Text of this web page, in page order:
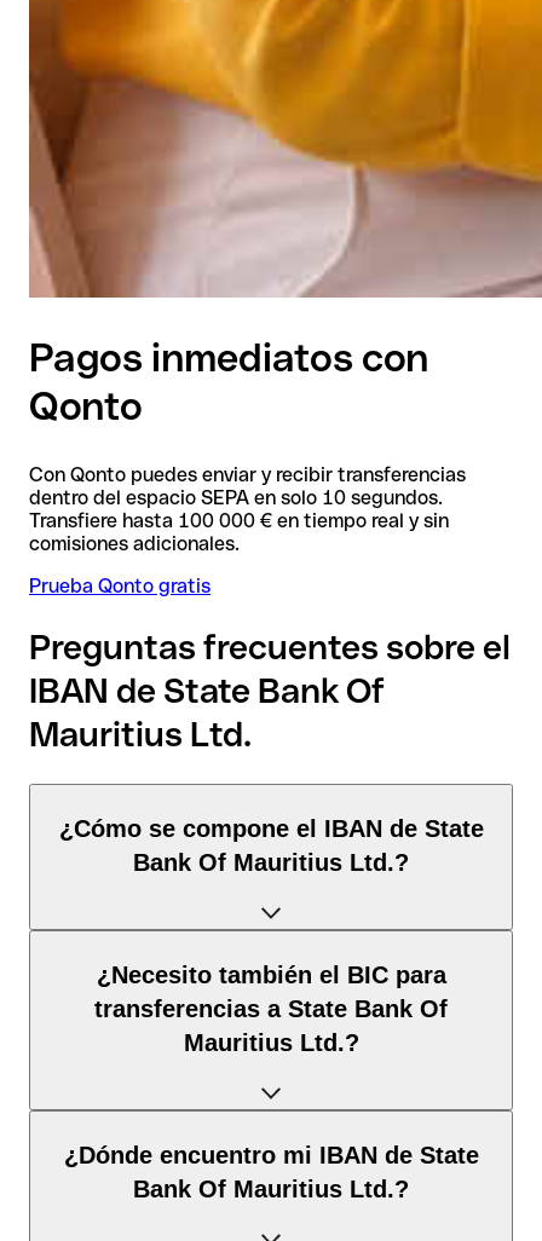
Pagos inmediatos con
Qonto
Con Qonto puedes enviar y recibir transferencias
dentro del espacio SEPA en solo 10 segundos.
Transfiere hasta 100 000 € en tiempo real y sin
comisiones adicionales.
Prueba Qonto gratis
Preguntas frecuentes sobre el
IBAN de State Bank Of
Mauritius Ltd.
¿Cómo se compone el IBAN de State
Bank Of Mauritius Ltd.?
compone detres elementos:
Código de país(posición 1–2): Mauritania identifica
Mauritania según la norma ISO 3166-1.
el algoritmo MOD 97; permiten la validación
cuenta. Su estructura y longitud están definidas por el
¿Necesito también el BIC para
transferencias a State Bank Of
Mauritius Ltd.?
¿Dónde encuentro mi IBAN de State
Bank Of Mauritius Ltd.?